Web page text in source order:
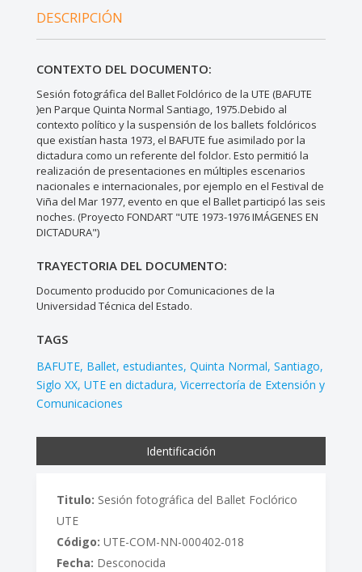
DESCRIPCIÓN
CONTEXTO DEL DOCUMENTO:
Sesión fotográfica del Ballet Folclórico de la UTE (BAFUTE
)en Parque Quinta Normal Santiago, 1975.Debido al
contexto político y la suspensión de los ballets folclóricos
que existían hasta 1973, el BAFUTE fue asimilado por la
dictadura como un referente del folclor. Esto permitió la
realización de presentaciones en múltiples escenarios
nacionales e internacionales, por ejemplo en el Festival de
Viña del Mar 1977, evento en que el Ballet participó las seis
noches. (Proyecto FONDART "UTE 1973-1976 IMÁGENES EN
DICTADURA")
TRAYECTORIA DEL DOCUMENTO:
Documento producido por Comunicaciones de la
Universidad Técnica del Estado.
TAGS
BAFUTE Ballet estudiantes Quinta Normal Santiago
Siglo XX UTE en dictadura Vicerrectoría de Extensión y
Comunicaciones
Identificación
Titulo: Sesión fotográfica del Ballet Foclórico
UTE
Código: UTE-COM-NN-000402-018
Fecha: Desconocida